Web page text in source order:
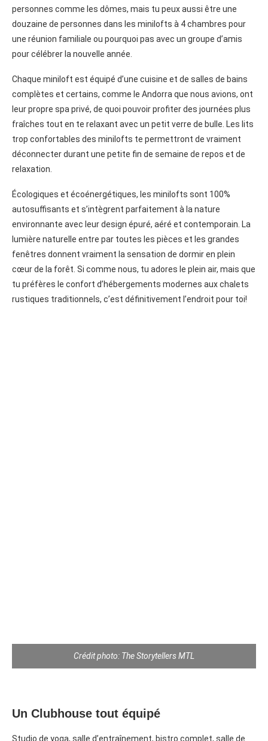
personnes comme les dômes, mais tu peux aussi être une
douzaine de personnes dans les minilofts à 4 chambres pour
une réunion familiale ou pourquoi pas avec un groupe d’amis
pour célébrer la nouvelle année.
Chaque miniloft est équipé d’une cuisine et de salles de bains
complètes et certains, comme le Andorra que nous avions, ont
leur propre spa privé, de quoi pouvoir profiter des journées plus
fraîches tout en te relaxant avec un petit verre de bulle. Les lits
trop confortables des minilofts te permettront de vraiment
déconnecter durant une petite fin de semaine de repos et de
relaxation.
Écologiques et écoénergétiques, les minilofts sont 100%
autosuffisants et s’intègrent parfaitement à la nature
environnante avec leur design épuré, aéré et contemporain. La
lumière naturelle entre par toutes les pièces et les grandes
fenêtres donnent vraiment la sensation de dormir en plein
cœur de la forêt. Si comme nous, tu adores le plein air, mais que
tu préfères le confort d’hébergements modernes aux chalets
rustiques traditionnels, c’est définitivement l’endroit pour toi!
Crédit photo: The Storytellers MTL
Un Clubhouse tout équipé
Studio de yoga, salle d’entraînement, bistro complet, salle de